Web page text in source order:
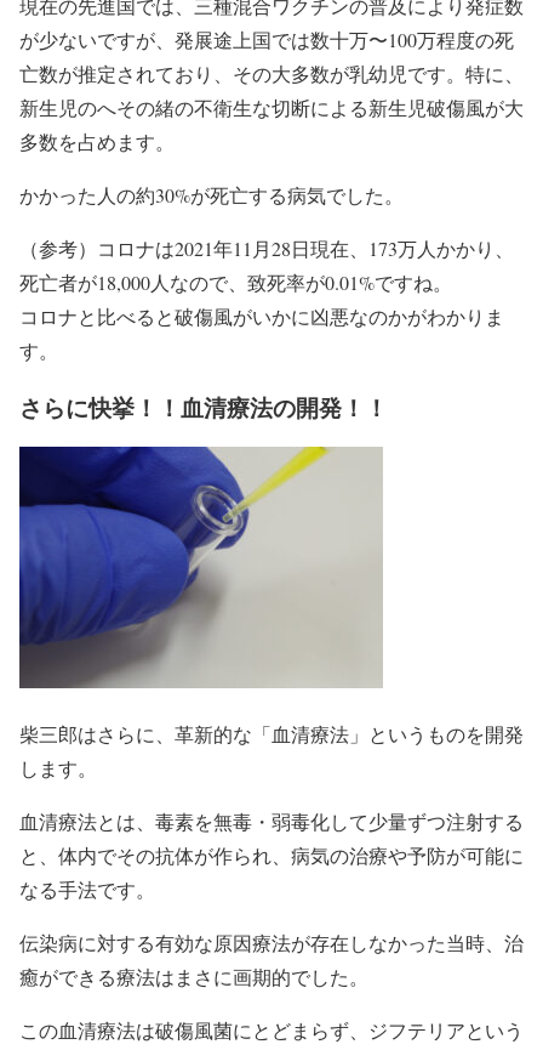
現在の先進国では、三種混合ワクチンの普及により発症数
が少ないですが、発展途上国では数十万〜100万程度の死
亡数が推定されており、その大多数が乳幼児です。特に、
新生児のへその緒の不衛生な切断による新生児破傷風が大
多数を占めます。
かかった人の約30%が死亡する病気でした。
（参考）コロナは2021年11月28日現在、173万人かかり、
死亡者が18,000人なので、致死率が0.01%ですね。
コロナと比べると破傷風がいかに凶悪なのかがわかりま
す。
さらに快挙！！血清療法の開発！！
柴三郎はさらに、革新的な「血清療法 」というものを開発
します。
血清療法とは、毒素を無毒・弱毒化して少量ずつ注射する
と、体内でその抗体が作られ、病気の治療や予防が可能に
なる手法です。
伝染病に対する有効な原因療法が存在しなかった当時、治
癒ができる療法はまさに画期的でした。
この血清療法は破傷風菌にとどまらず、ジフテリアという